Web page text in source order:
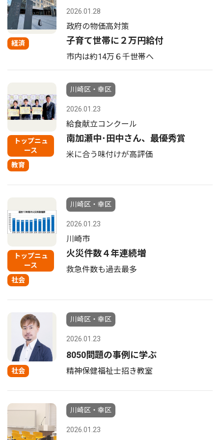
経済
2026.01.28
政府の物価高対策
子育て世帯に２万円給付
市内は約14万６千世帯へ
トップニュ
ース
教育
川崎区・幸区
2026.01.23
給食献立コンクール
南加瀬中･田中さん、最優秀賞
米に合う味付けが高評価
トップニュ
ース
社会
川崎区・幸区
2026.01.23
川崎市
火災件数４年連続増
救急件数も過去最多
社会
川崎区・幸区
2026.01.23
8050問題の事例に学ぶ
精神保健福祉士招き教室
川崎区・幸区
2026.01.23